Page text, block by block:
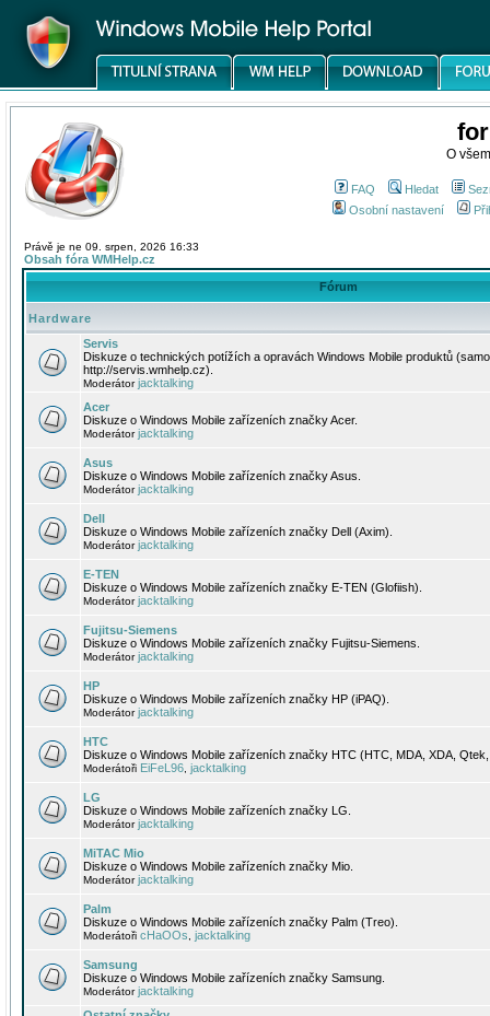
O
FAQ Hledat
Osobní nastavení
Právě je ne 09. srpen, 2026 16:33
Obsah fóra WMHelp.cz
Fórum
Hardware
Servis
Diskuze o technických potížích a opravách Windows Mobile produktů
http://servis.wmhelp.cz).
Moderátorjacktalking
Acer
Diskuze o Windows Mobile zařízeních značky Acer.
Moderátorjacktalking
Asus
Diskuze o Windows Mobile zařízeních značky Asus.
Moderátorjacktalking
Dell
Diskuze o Windows Mobile zařízeních značky Dell (Axim).
Moderátorjacktalking
E-TEN
Diskuze o Windows Mobile zařízeních značky E-TEN (Glofiish).
Moderátorjacktalking
Fujitsu-Siemens
Diskuze o Windows Mobile zařízeních značky Fujitsu-Siemens.
Moderátorjacktalking
HP
Diskuze o Windows Mobile zařízeních značky HP (iPAQ).
Moderátorjacktalking
HTC
Diskuze o Windows Mobile zařízeních značky HTC (HTC, MDA, XDA,
Moderátoři EiFeL96 jacktalking
LG
Diskuze o Windows Mobile zařízeních značky LG.
Moderátorjacktalking
MiTAC Mio
Diskuze o Windows Mobile zařízeních značky Mio.
Moderátorjacktalking
Palm
Diskuze o Windows Mobile zařízeních značky Palm (Treo).
Moderátoři cHaOOs jacktalking
Samsung
Diskuze o Windows Mobile zařízeních značky Samsung.
Moderátorjacktalking